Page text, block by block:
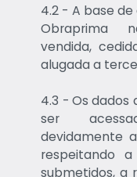
4.2 - A base
Obraprima
vendida,
alugada a
4.3 - Os dados
ser
devidamente
respeitando
submetidos, a